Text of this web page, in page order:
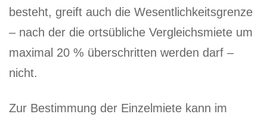
besteht, greift auch die Wesentlichkeitsgrenze
– nach der die ortsübliche Vergleichsmiete um
maximal 20 % überschritten werden darf –
nicht.
Zur Bestimmung der Einzelmiete kann im